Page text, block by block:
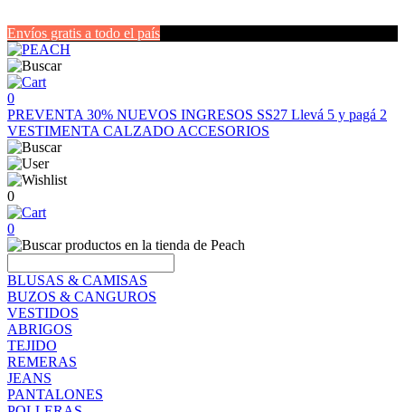
Envíos gratis a todo el país
0
PREVENTA 30% NUEVOS INGRESOS SS27 Llevá 5 y pagá 2
VESTIMENTA CALZADO ACCESORIOS
0
0
BLUSAS & CAMISAS
BUZOS & CANGUROS
VESTIDOS
ABRIGOS
TEJIDO
REMERAS
JEANS
PANTALONES